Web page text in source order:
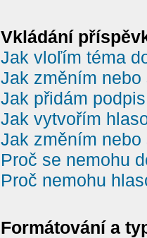
Vkládání
Jak vloľím téma
Jak změním
Jak přidám
Jak vytvořím
Jak změním
Proč se nemohu
Proč nemohu
Formátování a